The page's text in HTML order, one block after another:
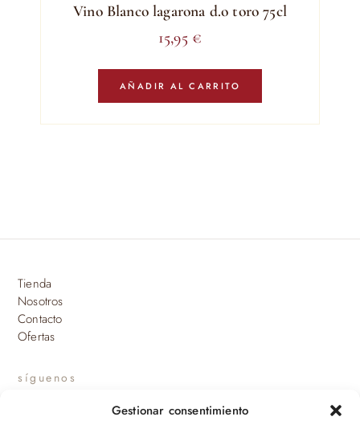
Gestionar consentimiento
Vino Blanco lagarona d.o toro 75cl
15,95 €
AÑADIR AL CARRITO
Tienda
Nosotros
Contacto
Ofertas
síguenos